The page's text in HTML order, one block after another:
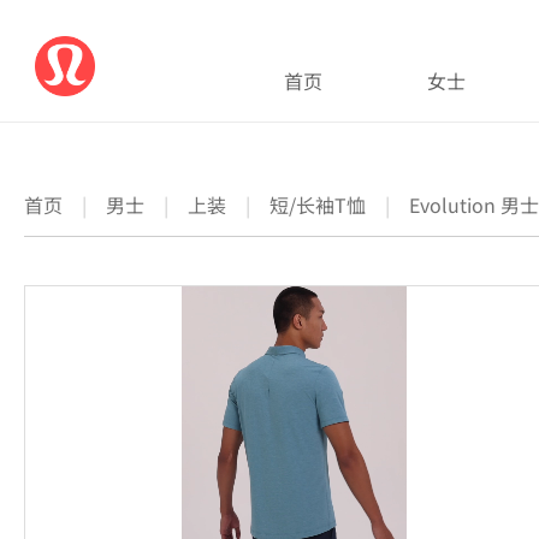
首页 女士
首页 | 男士 | 上装 | 短/长袖T恤 | Evolution 男